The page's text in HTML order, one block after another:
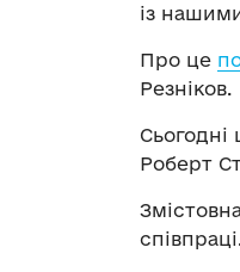
із
Про це
Резніков.
Роберт